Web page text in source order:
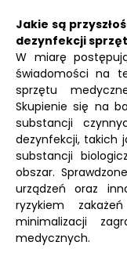
Jakie są
dezynfekcji
W miarę
świadomości na
sprzętu
Skupienie się na
substancji
dezynfekcji, takich
substancji
obszar.
urządzeń oraz
ryzykiem
minimalizacji
medycznych.